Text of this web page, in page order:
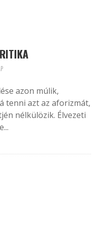
azon múlik,
tenni azt az aforizmát,
nélkülözik. Élvezeti